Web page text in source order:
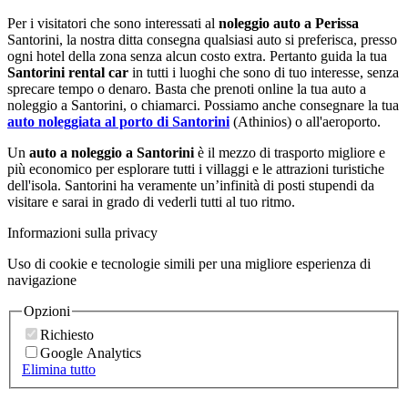
Per i visitatori che sono interessati al noleggio auto a Perissa
Santorini, la nostra ditta consegna qualsiasi auto si preferisca, presso
ogni hotel della zona senza alcun costo extra. Pertanto guida la tua
Santorini rental car in tutti i luoghi che sono di tuo interesse, senza
sprecare tempo o denaro. Basta che prenoti online la tua auto a
noleggio a Santorini, o chiamarci. Possiamo anche consegnare la tua
auto noleggiata al porto di Santorini(Athinios) o all'aeroporto.
Un auto a noleggio a Santoriniè il mezzo di trasporto migliore e
più economico per esplorare tutti i villaggi e le attrazioni turistiche
dell'isola. Santorini ha veramente un’infinità di posti stupendi da
visitare e sarai in grado di vederli tutti al tuo ritmo.
Informazioni sulla privacy
Uso di cookie e tecnologie simili per una migliore esperienza di
navigazione
Opzioni
Richiesto
Google Analytics
Elimina tutto